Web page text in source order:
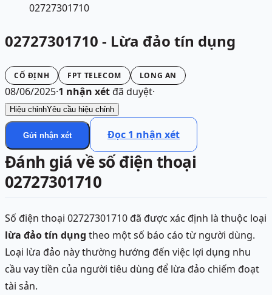
02727301710
02727301710 - Lừa đảo tín dụng
CỐ ĐỊNH FPT TELECOM LONG AN
08/06/2025·1 nhận xétđã duyệt·
Hiệu chỉnhYêu cầu hiệu chỉnh
Gửi nhận xét Đọc 1 nhận xét
Đánh giá về số điện thoại
02727301710
Số điện thoại 02727301710 đã được xác định là thuộc loại
lừa đảo tín dụng theo một số báo cáo từ người dùng.
Loại lừa đảo này thường hướng đến việc lợi dụng nhu
cầu vay tiền của người tiêu dùng để lừa đảo chiếm đoạt
tài sản.